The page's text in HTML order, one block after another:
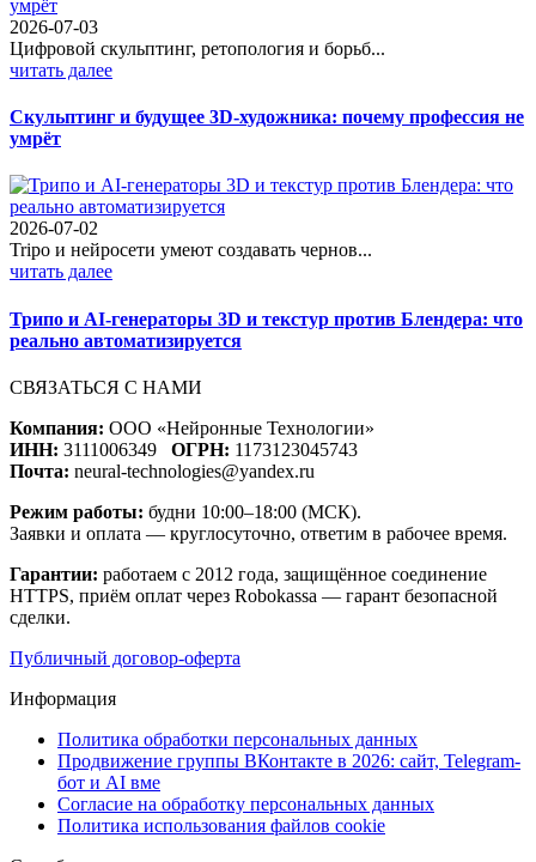
2026-07-03
Цифровой скульптинг, ретопология и борьб...
читать далее
Скульптинг и будущее 3D-художника: почему профессия не
умрёт
2026-07-02
Tripo и нейросети умеют создавать чернов...
читать далее
Трипо и AI-генераторы 3D и текстур против Блендера: что
реально автоматизируется
СВЯЗАТЬСЯ С НАМИ
Компания: ООО «Нейронные Технологии»
ИНН: 3111006349 ОГРН: 1173123045743
Почта: neural-technologies@yandex.ru
Режим работы: будни 10:00–18:00 (МСК).
Заявки и оплата — круглосуточно, ответим в рабочее время.
Гарантии: работаем с 2012 года, защищённое соединение
HTTPS, приём оплат через Robokassa — гарант безопасной
сделки.
Публичный договор-оферта
Информация
Политика обработки персональных данных
Продвижение группы ВКонтакте в 2026: сайт, Telegram-
бот и AI вме
Согласие на обработку персональных данных
Политика использования файлов cookie